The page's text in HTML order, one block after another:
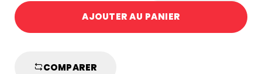
POUSSINS
quantité
AJOUTER AU PANIER
COMPARER